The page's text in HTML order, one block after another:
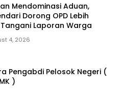
Mendominasi Aduan,
Dorong OPD Lebih
Laporan Warga
4, 2026
Pengabdi Pelosok Negeri (
)